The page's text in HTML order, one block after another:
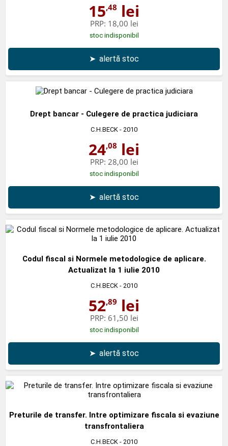
15,48 lei
PRP: 18,00 lei
stoc indisponibil
➤ alertă stoc
Drept bancar - Culegere de practica judiciara
C.H.BECK - 2010
24,08 lei
PRP: 28,00 lei
stoc indisponibil
➤ alertă stoc
Codul fiscal si Normele metodologice de aplicare.
Actualizat la 1 iulie 2010
C.H.BECK - 2010
52,89 lei
PRP: 61,50 lei
stoc indisponibil
➤ alertă stoc
Preturile de transfer. Intre optimizare fiscala si evaziune
transfrontaliera
C.H.BECK - 2010